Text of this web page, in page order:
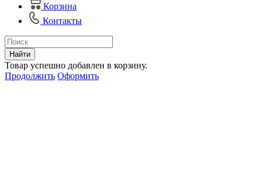
Корзина
Контакты
Найти
Товар успешно добавлен в корзину.
Продолжить Оформить